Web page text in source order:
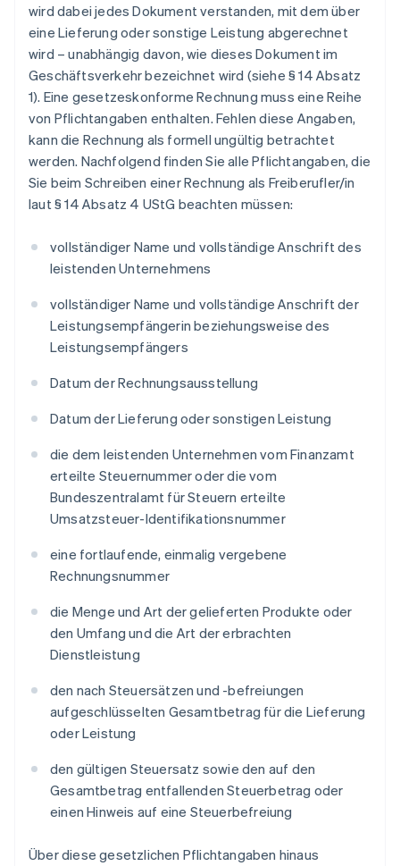
wird dabei jedes Dokument verstanden, mit dem über
eine Lieferung oder sonstige Leistung abgerechnet
wird – unabhängig davon, wie dieses Dokument im
Geschäftsverkehr bezeichnet wird (siehe § 14 Absatz
1). Eine gesetzeskonforme Rechnung muss eine Reihe
von Pflichtangaben enthalten. Fehlen diese Angaben,
kann die Rechnung als formell ungültig betrachtet
werden. Nachfolgend finden Sie alle Pflichtangaben, die
Sie beim Schreiben einer Rechnung als Freiberufler/in
laut § 14 Absatz 4 UStG beachten müssen:
vollständiger Name und vollständige Anschrift des
leistenden Unternehmens
vollständiger Name und vollständige Anschrift der
Leistungsempfängerin beziehungsweise des
Leistungsempfängers
Datum der Rechnungsausstellung
Datum der Lieferung oder sonstigen Leistung
die dem leistenden Unternehmen vom Finanzamt
erteilte Steuernummer oder die vom
Bundeszentralamt für Steuern erteilte
Umsatzsteuer-Identifikationsnummer
eine fortlaufende, einmalig vergebene
Rechnungsnummer
die Menge und Art der gelieferten Produkte oder
den Umfang und die Art der erbrachten
Dienstleistung
den nach Steuersätzen und -befreiungen
aufgeschlüsselten Gesamtbetrag für die Lieferung
oder Leistung
den gültigen Steuersatz sowie den auf den
Gesamtbetrag entfallenden Steuerbetrag oder
einen Hinweis auf eine Steuerbefreiung
Über diese gesetzlichen Pflichtangaben hinaus